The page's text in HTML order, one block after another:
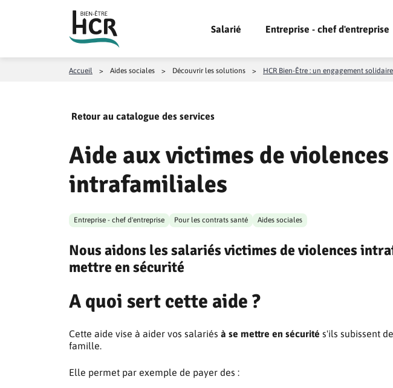
Salarié Entreprise - chef d'entreprise
Accueil > Aides sociales > Découvrir les solutions > HCR Bien-Être : un engagement
Retour au catalogue des services
Aide aux victimes de violences
intrafamiliales
Entreprise - chef d'entreprise Pour les contrats santé Aides sociales
Nous aidons les salariés victimes de violences
mettre en sécurité
A quoi sert cette aide ?
Cette aide vise à aider vos salariés à se mettre en sécurité s'ils subissent
famille.
Elle permet par exemple de payer des :